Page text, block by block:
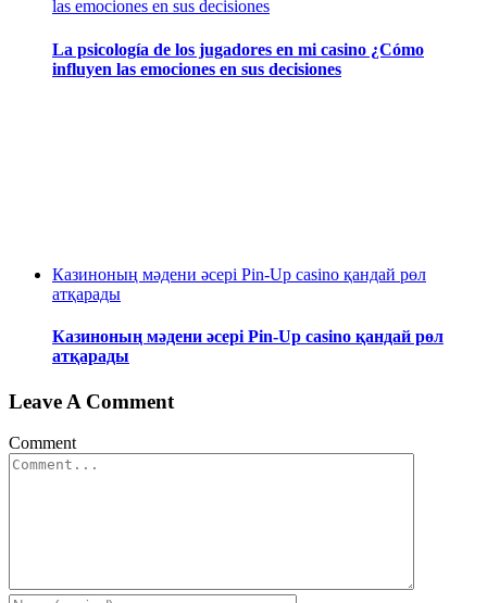
las emociones en sus decisiones
La psicología de los jugadores en mi casino ¿Cómo
influyen las emociones en sus decisiones
Казиноның мәдени әсері Pin-Up casino қандай рөл
атқарады
Казиноның мәдени әсері Pin-Up casino қандай рөл
атқарады
Leave A Comment
Comment